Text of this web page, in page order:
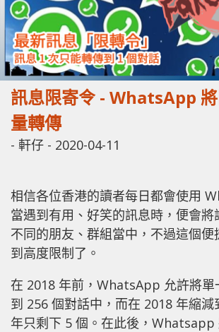
訊息限寄令 - WhatsApp
量轉傳
- 軒仔 - 2020-04-11
相信各位香港的讀者每日都會使用
當遇到有用、好笑的訊息時，便會將
不同的朋友、群組當中，不過這個便
到高度限制了。
在 2018 年前，WhatsApp 允許將單
到 256 個對話中，而在 2018 年縮
年只剩下 5 個。在此後，Whatsapp